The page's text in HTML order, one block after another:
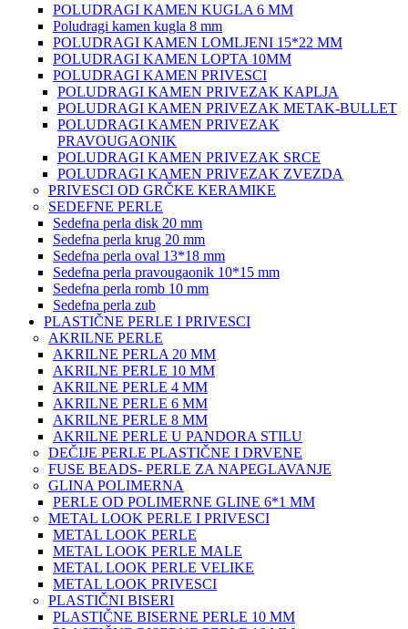
POLUDRAGI KAMEN KUGLA 6 MM
Poludragi kamen kugla 8 mm
POLUDRAGI KAMEN LOMLJENI 15*22 MM
POLUDRAGI KAMEN LOPTA 10MM
POLUDRAGI KAMEN PRIVESCI
POLUDRAGI KAMEN PRIVEZAK KAPLJA
POLUDRAGI KAMEN PRIVEZAK METAK-BULLET
POLUDRAGI KAMEN PRIVEZAK
PRAVOUGAONIK
POLUDRAGI KAMEN PRIVEZAK SRCE
POLUDRAGI KAMEN PRIVEZAK ZVEZDA
PRIVESCI OD GRČKE KERAMIKE
SEDEFNE PERLE
Sedefna perla disk 20 mm
Sedefna perla krug 20 mm
Sedefna perla oval 13*18 mm
Sedefna perla pravougaonik 10*15 mm
Sedefna perla romb 10 mm
Sedefna perla zub
PLASTIČNE PERLE I PRIVESCI
AKRILNE PERLE
AKRILNE PERLA 20 MM
AKRILNE PERLE 10 MM
AKRILNE PERLE 4 MM
AKRILNE PERLE 6 MM
AKRILNE PERLE 8 MM
AKRILNE PERLE U PANDORA STILU
DEČIJE PERLE PLASTIČNE I DRVENE
FUSE BEADS- PERLE ZA NAPEGLAVANJE
GLINA POLIMERNA
PERLE OD POLIMERNE GLINE 6*1 MM
METAL LOOK PERLE I PRIVESCI
METAL LOOK PERLE
METAL LOOK PERLE MALE
METAL LOOK PERLE VELIKE
METAL LOOK PRIVESCI
PLASTIČNI BISERI
PLASTIČNE BISERNE PERLE 10 MM